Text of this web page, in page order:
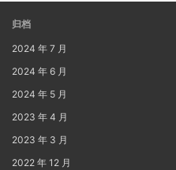
归档
2024 年 7 月
2024 年 6 月
2024 年 5 月
2023 年 4 月
2023 年 3 月
2022 年 12 月